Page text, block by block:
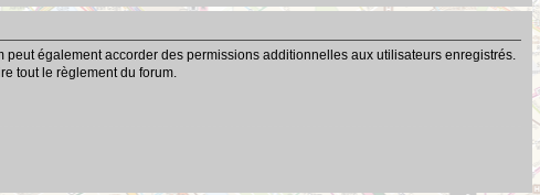
également accorder des permissions additionnelles aux utilisateurs enregistrés.
tout le règlement du forum.